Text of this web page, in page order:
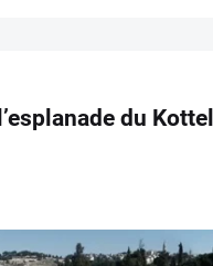
du Kottel